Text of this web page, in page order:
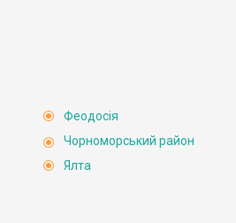
Феодосія
Чорноморський район
Ялта